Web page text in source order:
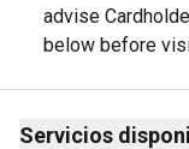
Friday
Saturday
advise
below before
Servicios